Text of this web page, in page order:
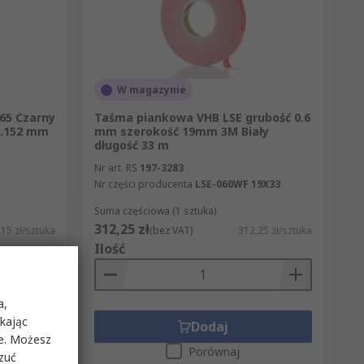
Czarny
mm
zł/sztuka
W magazynie
Taśma piankowa VHB LSE grubość 0.6
mm szerokość 19mm 3M Biały
długość 33 m
Nr art. RS 197-3283
Nr części producenta LSE-060WF 19X33
Suma częściowa (1 sztuka)
312,25 zł(bez VAT) 312,25 zł/sztuka
Ilość
Dodaj
Porównaj
Możesz